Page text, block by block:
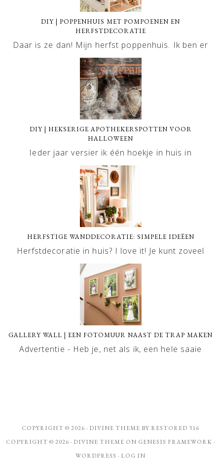
DIY | POPPENHUIS MET POMPOENEN EN
HERFSTDECORATIE
Daar is ze dan! Mijn herfst poppenhuis. Ik ben er
DIY | HEKSERIGE APOTHEKERSPOTTEN VOOR
HALLOWEEN
Ieder jaar versier ik één hoekje in huis in
HERFSTIGE WANDDECORATIE: SIMPELE IDEËEN
Herfstdecoratie in huis? I love it! Je kunt zoveel
GALLERY WALL | EEN FOTOMUUR NAAST DE TRAP MAKEN
Advertentie - Heb je, net als ik, een hele saaie
COPYRIGHT © 2026 · DIVINE THEME BY RESTORED 316
COPYRIGHT © 2026 · DIVINE THEME ON GENESIS FRAMEWORK ·
WORDPRESS · LOG IN